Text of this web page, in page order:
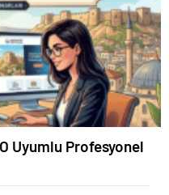
Uyumlu Profesyonel